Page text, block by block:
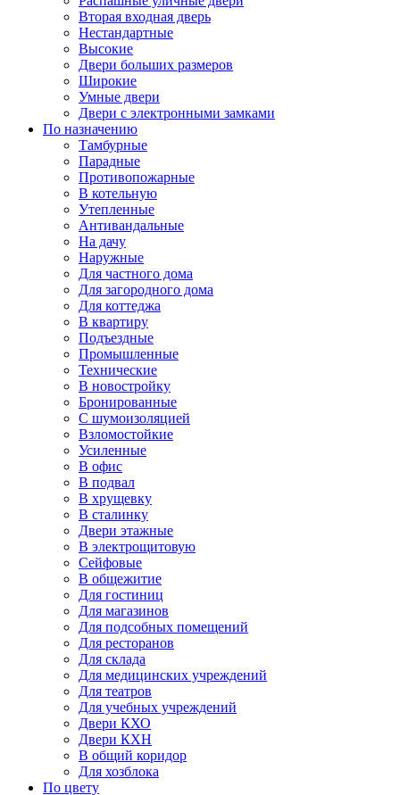
Вторая входная дверь
Нестандартные
Высокие
Двери больших размеров
Широкие
Умные двери
Двери с электронными замками
По назначению
Тамбурные
Парадные
Противопожарные
В котельную
Утепленные
Антивандальные
На дачу
Наружные
Для частного дома
Для загородного дома
Для коттеджа
В квартиру
Подъездные
Промышленные
Технические
В новостройку
Бронированные
С шумоизоляцией
Взломостойкие
Усиленные
В офис
В подвал
В хрущевку
В сталинку
Двери этажные
В электрощитовую
Сейфовые
В общежитие
Для гостиниц
Для магазинов
Для подсобных помещений
Для ресторанов
Для склада
Для медицинских учреждений
Для театров
Для учебных учреждений
Двери КХО
Двери КХН
В общий коридор
Для хозблока
По цвету